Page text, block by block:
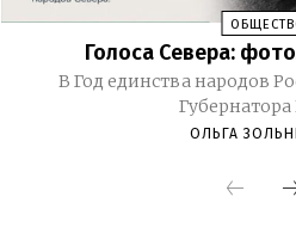
Голоса Севера:
В Год единства народов
ОЛЬГА